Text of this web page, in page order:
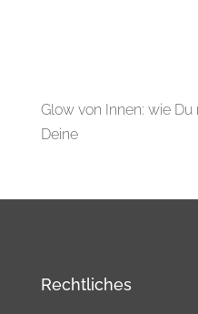
Glow von Innen: wie
Deine
Rechtliches